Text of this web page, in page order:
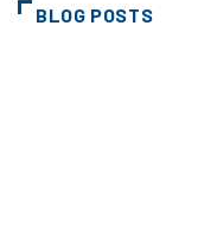
BLOG POSTS